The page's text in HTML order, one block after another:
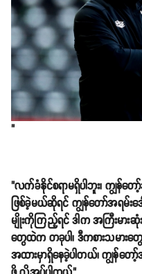
"
"လက်ခံနိုင်စရာမရှိပါဘူး၊ ကျွန်တ
ဖြစ်ခဲ့မယ်ဆိုရင် ကျွန်တော်အရမ်
မျိုးကိုကြည့်ရင် ဒါက အကြီးမာ
တွေထဲက တခုပါ၊ ဒီကစားသမာ
အထားမှာရှိနေခဲ့ပါတယ်၊ ကျွန်တ